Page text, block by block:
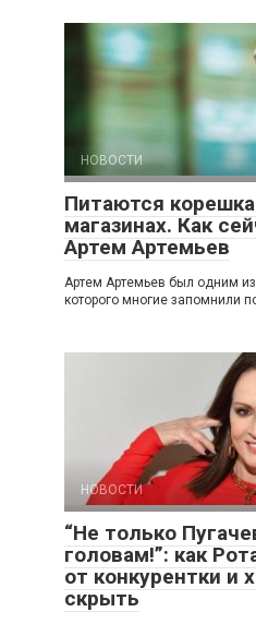
НОВОСТИ
Питаются
магазинах. Как
Артем Артемьев
Артем Артемьев был одним из
которого многие запомнили
НОВОСТИ
“Не только
головам!”: как
от конкурентки и
скрыть